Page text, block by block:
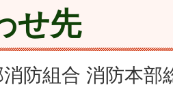
せ先
消防組合 消防本部